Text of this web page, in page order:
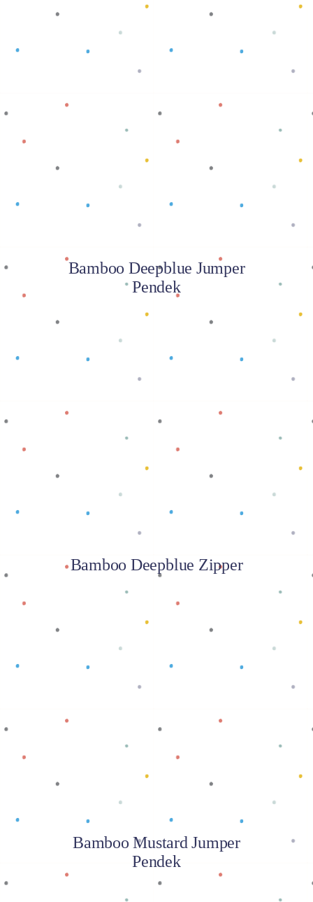
Baca selengkapnya
Bamboo Deepblue Jumper
Pendek
Baca selengkapnya
Bamboo Deepblue Zipper
Bamboo Mustard Jumper
Pendek